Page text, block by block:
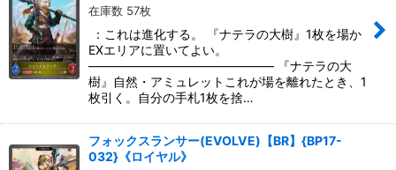
在庫数 57枚
：これは進化する。 『ナテラの大樹』1枚を場か
EXエリアに置いてよい。
――――――――――――――― 『ナテラの大
樹』自然・アミュレットこれが場を離れたとき、1
枚引く。自分の手札1枚を捨…
フォックスランサー(EVOLVE)【BR】{BP17-
032}《ロイヤル》